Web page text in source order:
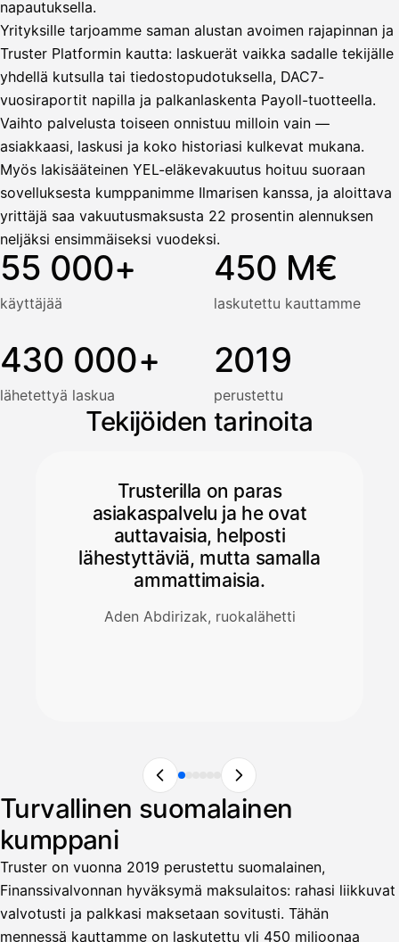
Tilillesi
HetiPalkka
Ennen laskun maksua
napautuksella.
Yrityksille tarjoamme saman alustan avoimen rajapinnan ja
Truster Platformin kautta: laskuerät vaikka sadalle tekijälle
yhdellä kutsulla tai tiedostopudotuksella, DAC7-
vuosiraportit napilla ja palkanlaskenta Payoll-tuotteella.
Vaihto palvelusta toiseen onnistuu milloin vain —
asiakkaasi, laskusi ja koko historiasi kulkevat mukana.
Myös lakisääteinen YEL-eläkevakuutus hoituu suoraan
sovelluksesta kumppanimme Ilmarisen kanssa, ja aloittava
yrittäjä saa vakuutusmaksusta 22 prosentin alennuksen
neljäksi ensimmäiseksi vuodeksi.
55 000+
käyttäjää
450 M€
laskutettu kauttamme
430 000+
lähetettyä laskua
2019
perustettu
Tekijöiden tarinoita
Trusterilla on paras
asiakaspalvelu ja he ovat
auttavaisia, helposti
lähestyttäviä, mutta samalla
ammattimaisia.
Aden Abdirizak, ruokalähetti
Turvallinen suomalainen
kumppani
Truster on vuonna 2019 perustettu suomalainen,
Finanssivalvonnan hyväksymä maksulaitos: rahasi liikkuvat
valvotusti ja palkkasi maksetaan sovitusti. Tähän
mennessä kauttamme on laskutettu yli 450 miljoonaa